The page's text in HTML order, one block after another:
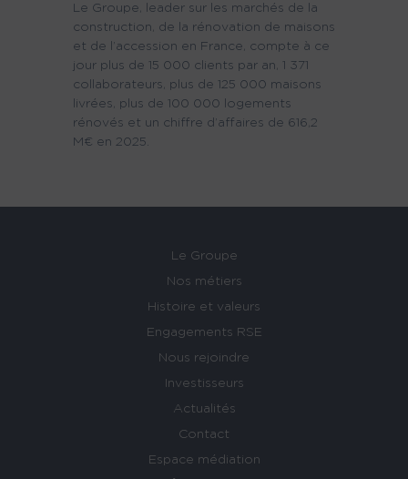
Le Groupe, leader sur les marchés de la
construction, de la rénovation de maisons
et de l’accession en France, compte à ce
jour plus de 15 000 clients par an, 1 371
collaborateurs, plus de 125 000 maisons
livrées, plus de 100 000 logements
rénovés et un chiffre d’affaires de 616,2
M€ en 2025.
Le Groupe
Nos métiers
Histoire et valeurs
Engagements RSE
Nous rejoindre
Investisseurs
Actualités
Contact
Espace médiation